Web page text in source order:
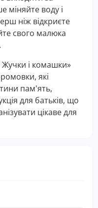
міняйте воду і
ніж відкриєте
свого малюка
Жучки і комашки»
які
пам'ять,
для батьків, що
цікаве для